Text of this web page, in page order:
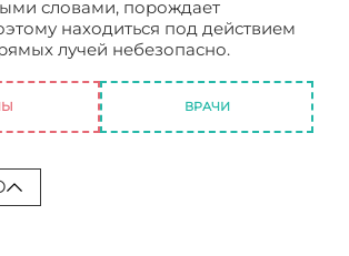
словами, порождает
находиться под действием
лучей небезопасно.
ВРАЧИ